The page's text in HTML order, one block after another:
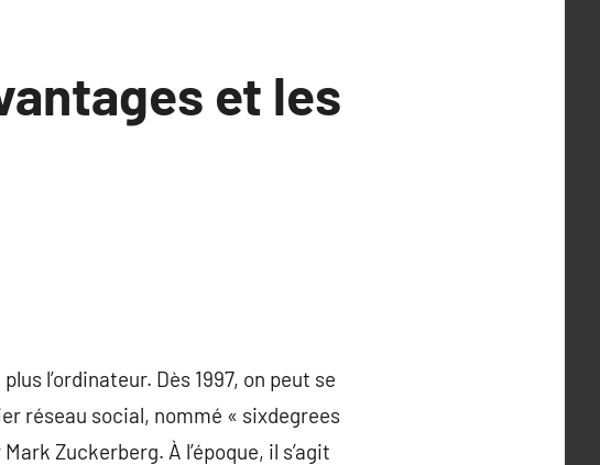
et les
l’ordinateur. Dès 1997, on peut se
réseau social, nommé « sixdegrees
Zuckerberg. À l’époque, il s’agit